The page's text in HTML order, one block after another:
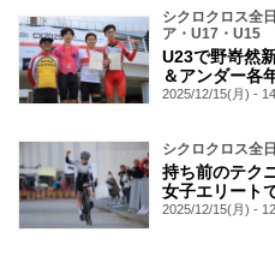
シクロクロス全
ア・U17・U15
U23で野嵜然
＆アンダー各
2025/12/15(月) -
シクロクロス全
持ち前のテク
女子エリート
2025/12/15(月) -